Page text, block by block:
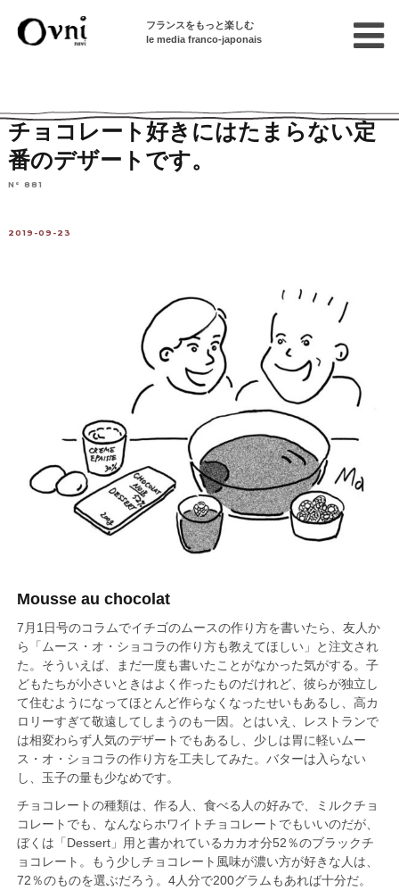
フランスをもっと楽しむ
le media franco-japonais
チョコレート好きにはたまらない定
番のデザートです。
N° 881
2019-09-23
Mousse au chocolat
7月1日号のコラムでイチゴのムースの作り方を書いたら、友人か
ら「ムース・オ・ショコラの作り方も教えてほしい」と注文され
た。そういえば、まだ一度も書いたことがなかった気がする。子
どもたちが小さいときはよく作ったものだけれど、彼らが独立し
て住むようになってほとんど作らなくなったせいもあるし、高カ
ロリーすぎて敬遠してしまうのも一因。とはいえ、レストランで
は相変わらず人気のデザートでもあるし、少しは胃に軽いムー
ス・オ・ショコラの作り方を工夫してみた。バターは入らない
し、玉子の量も少なめです。
チョコレートの種類は、作る人、食べる人の好みで、ミルクチョ
コレートでも、なんならホワイトチョコレートでもいいのだが、
ぼくは「Dessert」用と書かれているカカオ分52％のブラックチ
ョコレート。もう少しチョコレート風味が濃い方が好きな人は、
72％のものを選ぶだろう。4人分で200グラムもあれば十分だ。